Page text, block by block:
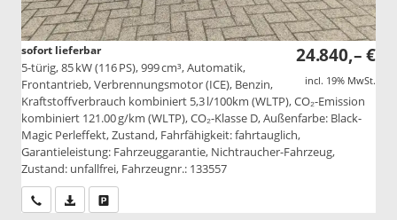
24.840,– €
incl. 19% MwSt.
sofort lieferbar
5-türig, 85 kW (116 PS), 999 cm³, Automatik,
Frontantrieb, Verbrennungsmotor (ICE), Benzin,
Kraftstoffverbrauch kombiniert 5,3 l/100km (WLTP), CO₂-Emission
kombiniert 121.00 g/km (WLTP), CO₂-Klasse D, Außenfarbe: Black-
Magic Perleffekt, Zustand, Fahrfähigkeit: fahrtauglich,
Garantieleistung: Fahrzeuggarantie, Nichtraucher-Fahrzeug,
Zustand: unfallfrei, Fahrzeugnr.: 133557
Wir rufen Sie anPDF-Datei, Fahrzeugexposé drucken